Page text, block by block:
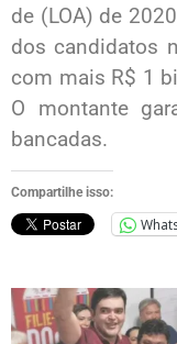
de (LOA) de
dos candidatos
com mais R$ 1
O montante
bancadas.
Compartilhe isso: